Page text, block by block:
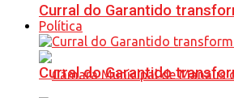
Política
Curral do Garantido
Curral do Garantido